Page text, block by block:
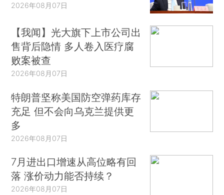
2026年08月07日
【我闻】光大旗下上市公司出
售背后隐情 多人卷入医疗腐
败案被查
2026年08月07日
特朗普坚称美国防空弹药库存
充足 但不会向乌克兰提供更
多
2026年08月07日
7月进出口增速从高位略有回
落 涨价动力能否持续？
2026年08月07日